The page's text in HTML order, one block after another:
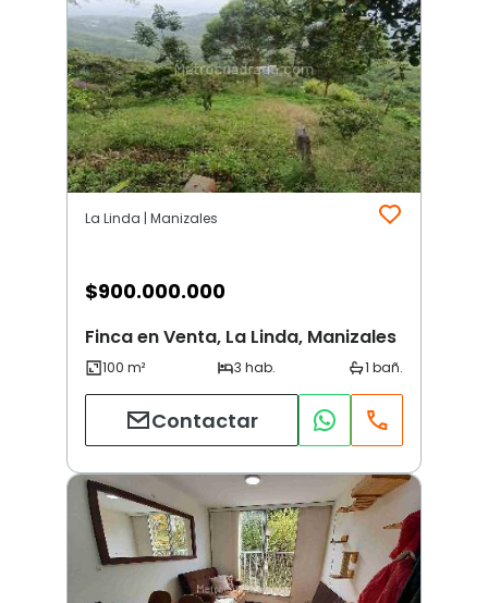
La Linda | Manizales
$900.000.000
Finca en Venta, La Linda, Manizales
Contactar